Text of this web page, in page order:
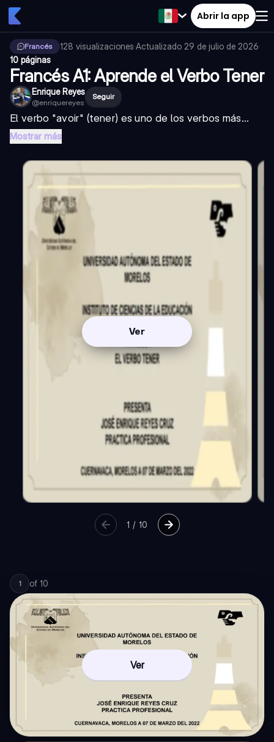
Abrir la app
Francés 128 visualizaciones·Actualizado 29 de julio de 2026·
10 páginas
Francés A1: Aprende el Verbo Tener
Enrique Reyes
@enriquereyes
Seguir
El verbo "avoir" (tener) es uno de los verbos más...
Mostrar más
Ver
1 / 10
1 of 10
Ver